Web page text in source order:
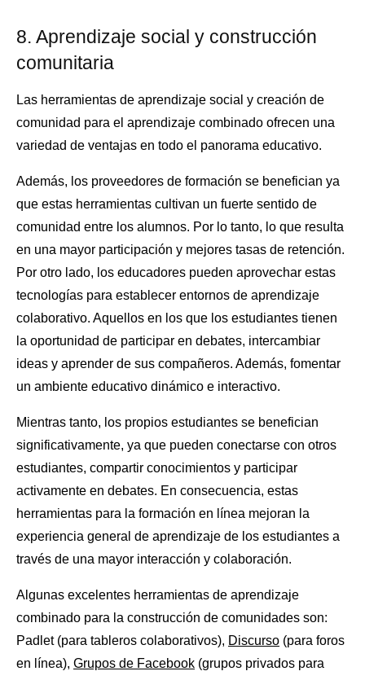
8. Aprendizaje social y construcción
comunitaria
Las herramientas de aprendizaje social y creación de
comunidad para el aprendizaje combinado ofrecen una
variedad de ventajas en todo el panorama educativo.
Además, los proveedores de formación se benefician ya
que estas herramientas cultivan un fuerte sentido de
comunidad entre los alumnos. Por lo tanto, lo que resulta
en una mayor participación y mejores tasas de retención.
Por otro lado, los educadores pueden aprovechar estas
tecnologías para establecer entornos de aprendizaje
colaborativo. Aquellos en los que los estudiantes tienen
la oportunidad de participar en debates, intercambiar
ideas y aprender de sus compañeros. Además, fomentar
un ambiente educativo dinámico e interactivo.
Mientras tanto, los propios estudiantes se benefician
significativamente, ya que pueden conectarse con otros
estudiantes, compartir conocimientos y participar
activamente en debates. En consecuencia, estas
herramientas para la formación en línea mejoran la
experiencia general de aprendizaje de los estudiantes a
través de una mayor interacción y colaboración.
Algunas excelentes herramientas de aprendizaje
combinado para la construcción de comunidades son:
Padlet (para tableros colaborativos), Discurso (para foros
en línea), Grupos de Facebook (grupos privados para